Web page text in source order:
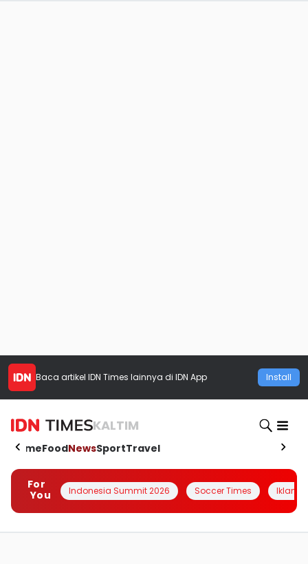
Baca artikel IDN Times lainnya di IDN App Install
KALTIM
HomeFoodNewsSportTravel
For
You
Indonesia Summit 2026 Soccer Times Iklanin